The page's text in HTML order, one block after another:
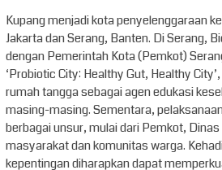
Kupang menjadi kota penyelenggaraan
Jakarta dan Serang, Banten. Di Serang,
dengan Pemerintah Kota (Pemkot)
‘Probiotic City: Healthy Gut, Healthy
rumah tangga sebagai agen edukasi
masing-masing. Sementara,
berbagai unsur, mulai dari Pemkot,
masyarakat dan komunitas warga.
kepentingan diharapkan dapat